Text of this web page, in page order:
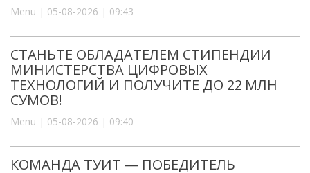
Menu | 05-08-2026 | 09:43
СТАНЬТЕ ОБЛАДАТЕЛЕМ СТИПЕНДИИ
МИНИСТЕРСТВА ЦИФРОВЫХ
ТЕХНОЛОГИЙ И ПОЛУЧИТЕ ДО 22 МЛН
СУМОВ!
Menu | 05-08-2026 | 09:40
КОМАНДА ТУИТ — ПОБЕДИТЕЛЬ